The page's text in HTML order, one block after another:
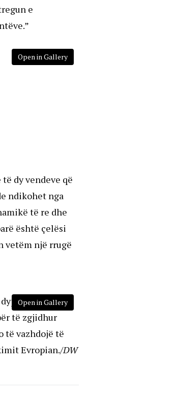
e
Open in Gallery
dy vendeve që
ndikohet nga
të re dhe
është çelësi
vetëm një rrugë
Open in Gallery
dhe
të zgjidhur
të vazhdojë të
Evropian./DW